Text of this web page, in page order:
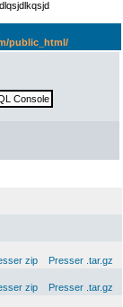
public_html/
zip
Presser .tar.gz
zip
Presser .tar.gz